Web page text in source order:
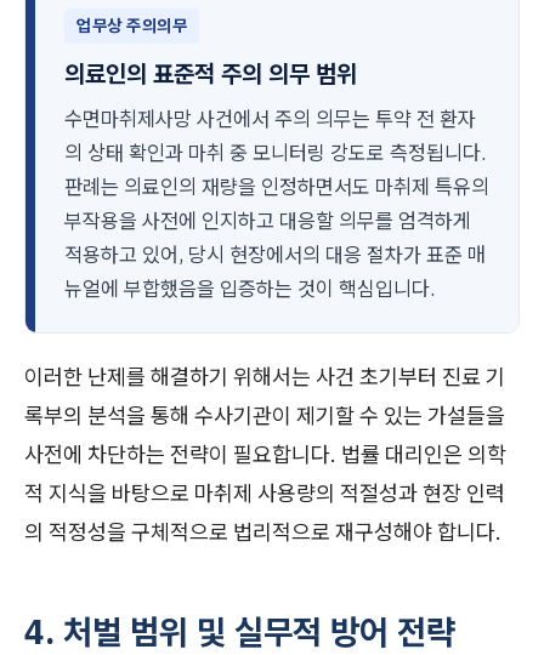
업무상 주의의무
의료인의 표준적 주의 의무 범위
수면마취제사망 사건에서 주의 의무는 투약 전 환자
의 상태 확인과 마취 중 모니터링 강도로 측정됩니다.
판례는 의료인의 재량을 인정하면서도 마취제 특유의
부작용을 사전에 인지하고 대응할 의무를 엄격하게
적용하고 있어, 당시 현장에서의 대응 절차가 표준 매
뉴얼에 부합했음을 입증하는 것이 핵심입니다.
이러한 난제를 해결하기 위해서는 사건 초기부터 진료 기
록부의 분석을 통해 수사기관이 제기할 수 있는 가설들을
사전에 차단하는 전략이 필요합니다. 법률 대리인은 의학
적 지식을 바탕으로 마취제 사용량의 적절성과 현장 인력
의 적정성을 구체적으로 법리적으로 재구성해야 합니다.
4. 처벌 범위 및 실무적 방어 전략